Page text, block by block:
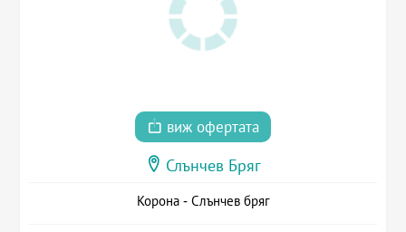
виж офертата
Слънчев Бряг
Корона - Слънчев бряг